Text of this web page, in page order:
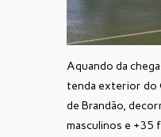
Aquando da
tenda exterior do
de Brandão,
masculinos e +35